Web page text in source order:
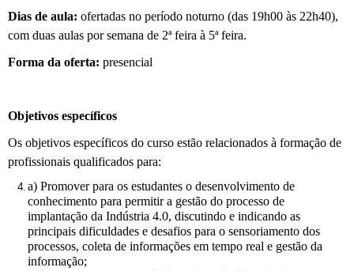
Dias de aula: ofertadas no período noturno (das 19h00 às 22h40),
com duas aulas por semana de 2ª feira à 5ª feira.
Forma da oferta: presencial
Objetivos específicos
Os objetivos específicos do curso estão relacionados à formação de
profissionais qualificados para:
a) Promover para os estudantes o desenvolvimento de
conhecimento para permitir a gestão do processo de
implantação da Indústria 4.0, discutindo e indicando as
principais dificuldades e desafios para o sensoriamento dos
processos, coleta de informações em tempo real e gestão da
informação;